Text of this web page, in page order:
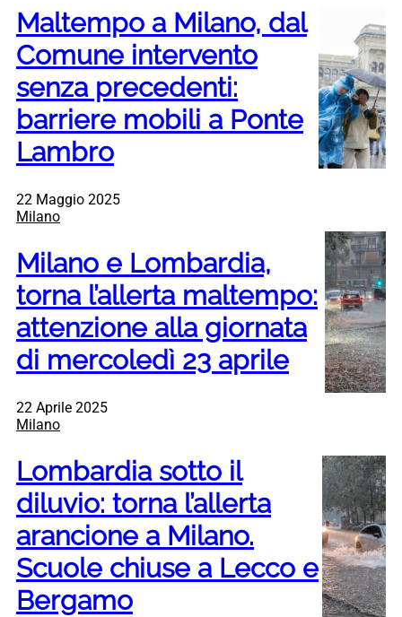
Maltempo a Milano, dal
Comune intervento
senza precedenti:
barriere mobili a Ponte
Lambro
22 Maggio 2025
Milano
Milano e Lombardia,
torna l’allerta maltempo:
attenzione alla giornata
di mercoledì 23 aprile
22 Aprile 2025
Milano
Lombardia sotto il
diluvio: torna l’allerta
arancione a Milano.
Scuole chiuse a Lecco e
Bergamo